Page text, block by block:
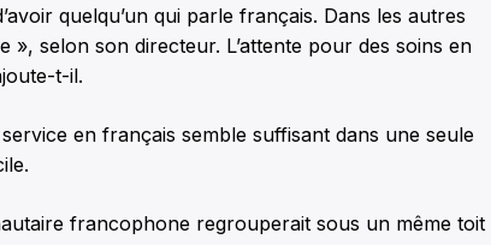
quelqu’un qui parle français. Dans les autres
», selon son directeur. L’attente pour des soins en
t-il.
en français semble suffisant dans une seule
francophone regrouperait sous un même toit